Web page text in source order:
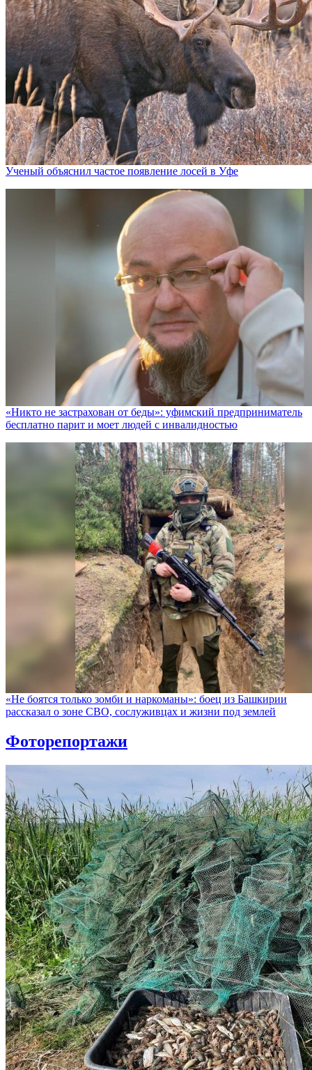
Ученый объяснил частое появление лосей в Уфе
«Никто не заcтрахован от беды»: уфимский предприниматель
бесплатно парит и моет людей с инвалидностью
«Не боятся только зомби и наркоманы»: боец из Башкирии
рассказал о зоне СВО, сослуживцах и жизни под землей
Фоторепортажи